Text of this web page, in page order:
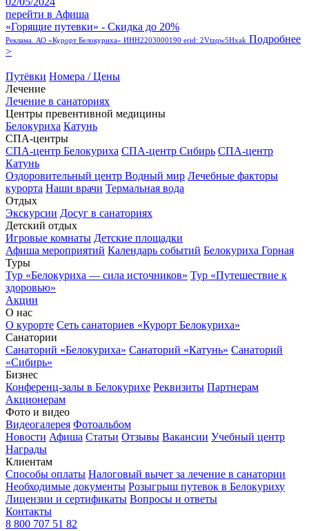
перейти в Афиша
«Горящие путевки» - Скидка до 20%
Реклама. АО «Курорт Белокуриха» ИНН2203000190 erid: 2Vtzqw5Hxak Подробнее
>
Путёвки Номера / Цены
Лечение
Лечение в санаториях
Центры превентивной медицины
Белокуриха Катунь
СПА-центры
СПА-центр Белокуриха СПА-центр Сибирь СПА-центр
Катунь
Оздоровительный центр Водный мир Лечебные факторы
курорта Наши врачи Термальная вода
Отдых
Экскурсии Досуг в санаториях
Детский отдых
Игровые комнаты Детские площадки
Афиша мероприятий Календарь событий Белокуриха Горная
Туры
Тур «Белокуриха — сила источников» Тур «Путешествие к
здоровью»
Акции
О нас
О курорте Сеть санаториев «Курорт Белокуриха»
Санатории
Санаторий «Белокуриха» Санаторий «Катунь» Санаторий
«Сибирь»
Бизнес
Конференц-залы в Белокурихе Реквизиты Партнерам
Акционерам
Фото и видео
Видеогалерея Фотоальбом
Новости Афиша Статьи Отзывы Вакансии Учебный центр
Награды
Клиентам
Способы оплаты Налоговый вычет за лечение в санатории
Необходимые документы Розыгрыш путевок в Белокуриху
Лицензии и сертификаты Вопросы и ответы
Контакты
8 800 707 51 82